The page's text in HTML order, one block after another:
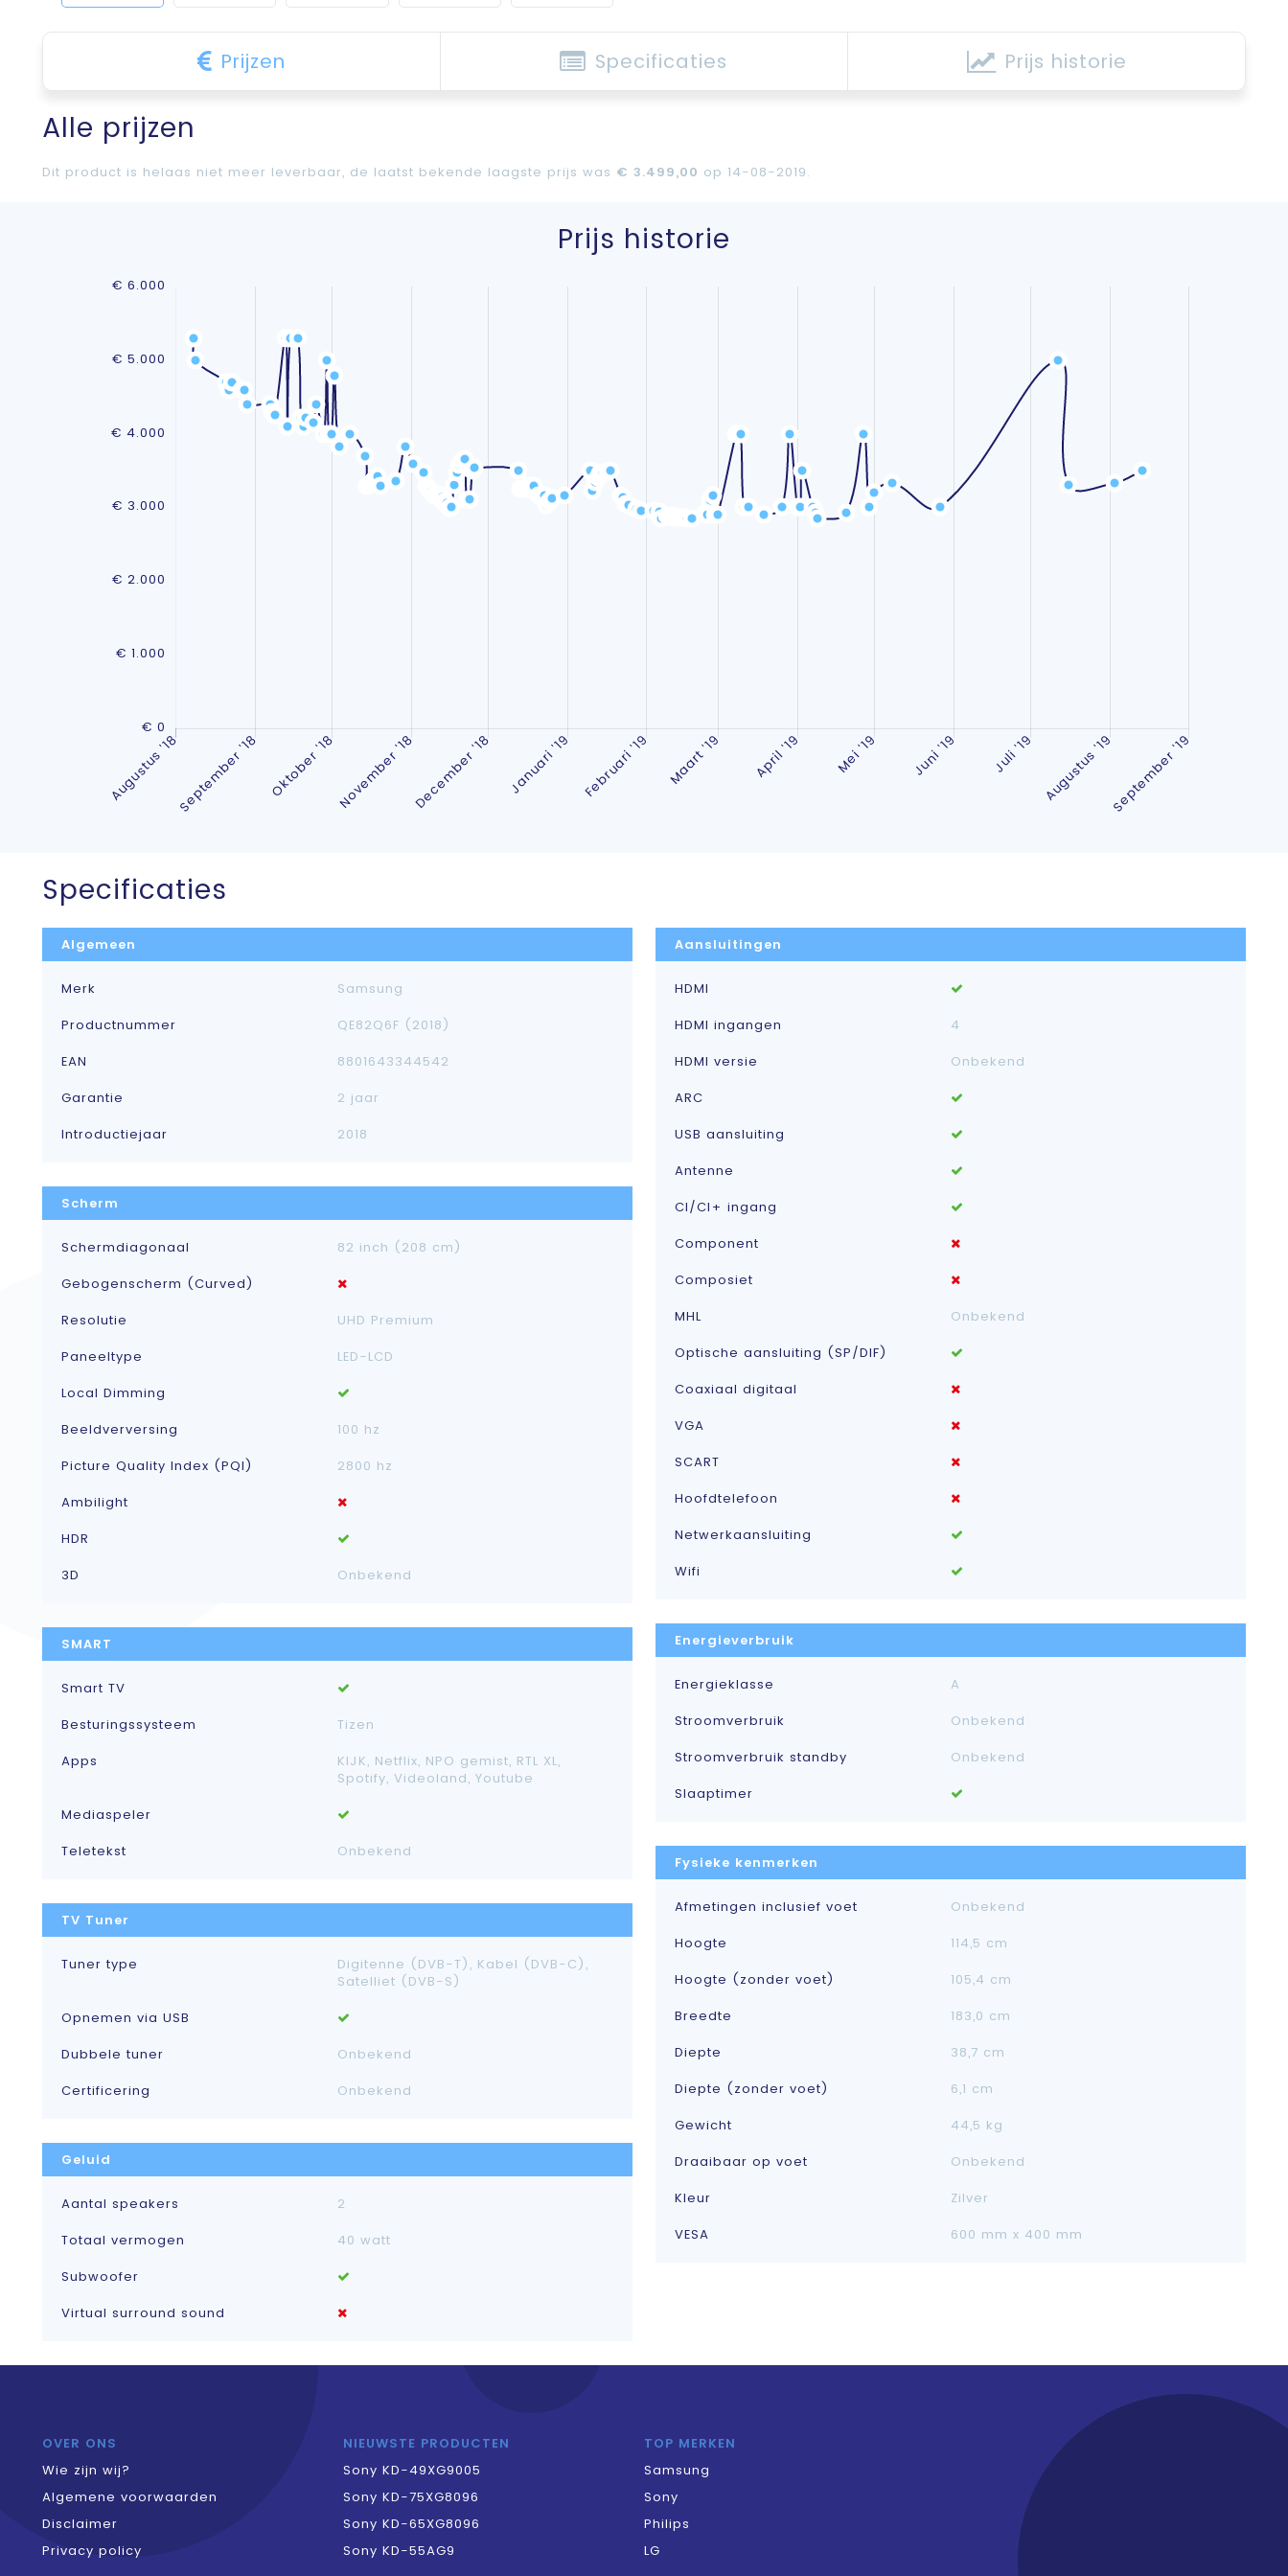
Prijzen Specificaties Prijs historie
Alle prijzen
Dit product is helaas niet meer leverbaar, de laatst bekende laagste prijs was € 3.499,00 op 14-08-2019.
Prijs historie
Specificaties
Algemeen
Merk
Samsung
Productnummer
QE82Q6F (2018)
EAN
8801643344542
Garantie
2 jaar
Introductiejaar
2018
Scherm
Schermdiagonaal
82 inch (208 cm)
Gebogenscherm (Curved)
Resolutie
UHD Premium
Paneeltype
LED-LCD
Local Dimming
Beeldverversing
100 hz
Picture Quality Index (PQI)
2800 hz
Ambilight
HDR
3D
Onbekend
SMART
Smart TV
Besturingssysteem
Tizen
Apps
KIJK, Netflix, NPO gemist, RTL XL,
Spotify, Videoland, Youtube
Mediaspeler
Teletekst
Onbekend
TV Tuner
Tuner type
Digitenne (DVB-T), Kabel (DVB-C),
Satelliet (DVB-S)
Opnemen via USB
Dubbele tuner
Onbekend
Certificering
Onbekend
Geluid
Aantal speakers
2
Totaal vermogen
40 watt
Subwoofer
Virtual surround sound
Aansluitingen
HDMI
HDMI ingangen
4
HDMI versie
Onbekend
ARC
USB aansluiting
Antenne
CI/CI+ ingang
Component
Composiet
MHL
Onbekend
Optische aansluiting (SP/DIF)
Coaxiaal digitaal
VGA
SCART
Hoofdtelefoon
Netwerkaansluiting
Wifi
Energieverbruik
Energieklasse
A
Stroomverbruik
Onbekend
Stroomverbruik standby
Onbekend
Slaaptimer
Fysieke kenmerken
Afmetingen inclusief voet
Onbekend
Hoogte
114,5 cm
Hoogte (zonder voet)
105,4 cm
Breedte
183,0 cm
Diepte
38,7 cm
Diepte (zonder voet)
6,1 cm
Gewicht
44,5 kg
Draaibaar op voet
Onbekend
Kleur
Zilver
VESA
600 mm x 400 mm
OVER ONS
Wie zijn wij?
Algemene voorwaarden
Disclaimer
Privacy policy
NIEUWSTE PRODUCTEN
Sony KD-49XG9005
Sony KD-75XG8096
Sony KD-65XG8096
Sony KD-55AG9
TOP MERKEN
Samsung
Sony
Philips
LG